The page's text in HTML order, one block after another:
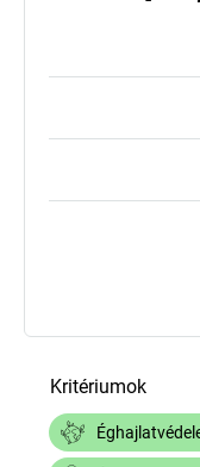
Kritériumok